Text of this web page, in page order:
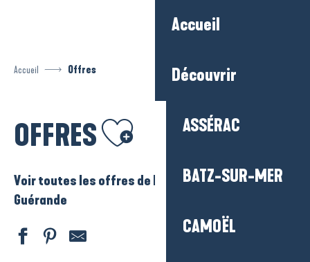
Accueil
Découvrir
ASSÉRAC
BATZ-SUR-MER
CAMOËL
Accueil Offres
OFFRES Ajouter aux favoris
Voir toutes les offres de La Baule – Presqu’ile de
Guérande